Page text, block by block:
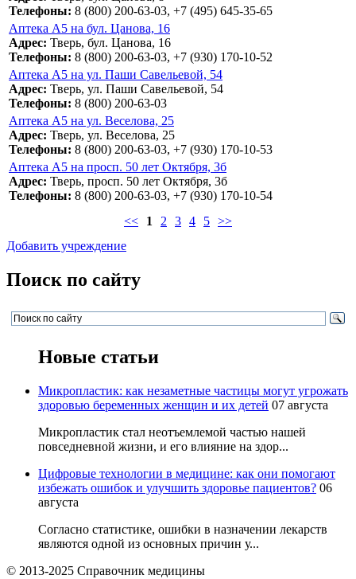
Телефоны: 8 (800) 200-63-03, +7 (495) 645-35-65
Аптека А5 на бул. Цанова, 16
Адрес: Тверь, бул. Цанова, 16
Телефоны: 8 (800) 200-63-03, +7 (930) 170-10-52
Аптека А5 на ул. Паши Савельевой, 54
Адрес: Тверь, ул. Паши Савельевой, 54
Телефоны: 8 (800) 200-63-03
Аптека А5 на ул. Веселова, 25
Адрес: Тверь, ул. Веселова, 25
Телефоны: 8 (800) 200-63-03, +7 (930) 170-10-53
Аптека А5 на просп. 50 лет Октября, 3б
Адрес: Тверь, просп. 50 лет Октября, 3б
Телефоны: 8 (800) 200-63-03, +7 (930) 170-10-54
<<
1 2 3 4 5 >>
Добавить учреждение
Поиск по сайту
Новые статьи
Микропластик: как незаметные частицы могут угрожать
здоровью беременных женщин и их детей 07 августа
Микропластик стал неотъемлемой частью нашей
повседневной жизни, и его влияние на здор...
Цифровые технологии в медицине: как они помогают
избежать ошибок и улучшить здоровье пациентов? 06
августа
Согласно статистике, ошибки в назначении лекарств
являются одной из основных причин у...
© 2013-2025 Справочник медицины